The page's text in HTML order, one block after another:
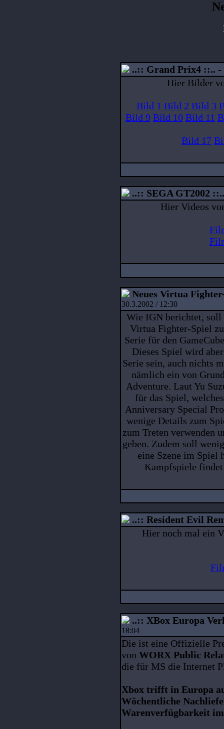
..:: Grand Prix4 ::..
Hier Bilder
Bild 1 Bild 2 Bild 3
Bild 9 Bild 10 Bild 11
Bild 17
..:: SEGA GT2002 ::..
Hier Videos
Neues Virtua
30.3.2002 / 12:30
Wie IGN berichtet, soll
Virtua Fighter-Spiel
Serie für den
Dieses Spiel wird
Serie sein, auch nichts
nämlich ein von
Adventure. Laut Yu
für das Spiel,
Anniversary Special
wenige Details zum
zum Treten verwenden
geben. Zudem soll
eine Szene im Spiel
Kampfspiele
..:: Resident Evil
Hier noch mal ein
..:: XBox Europa
18:04
Die ist eine Offizielle
von WORX Public
die für MS die Internet
Xbox trifft in Europa
Wöchentliche
Warenverfügbarkeit